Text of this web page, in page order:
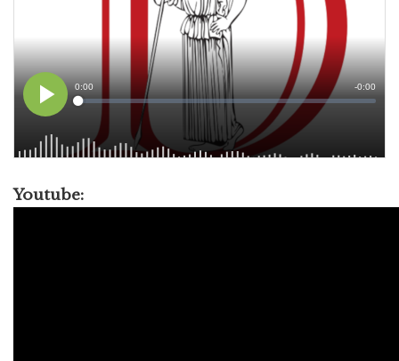
Youtube: